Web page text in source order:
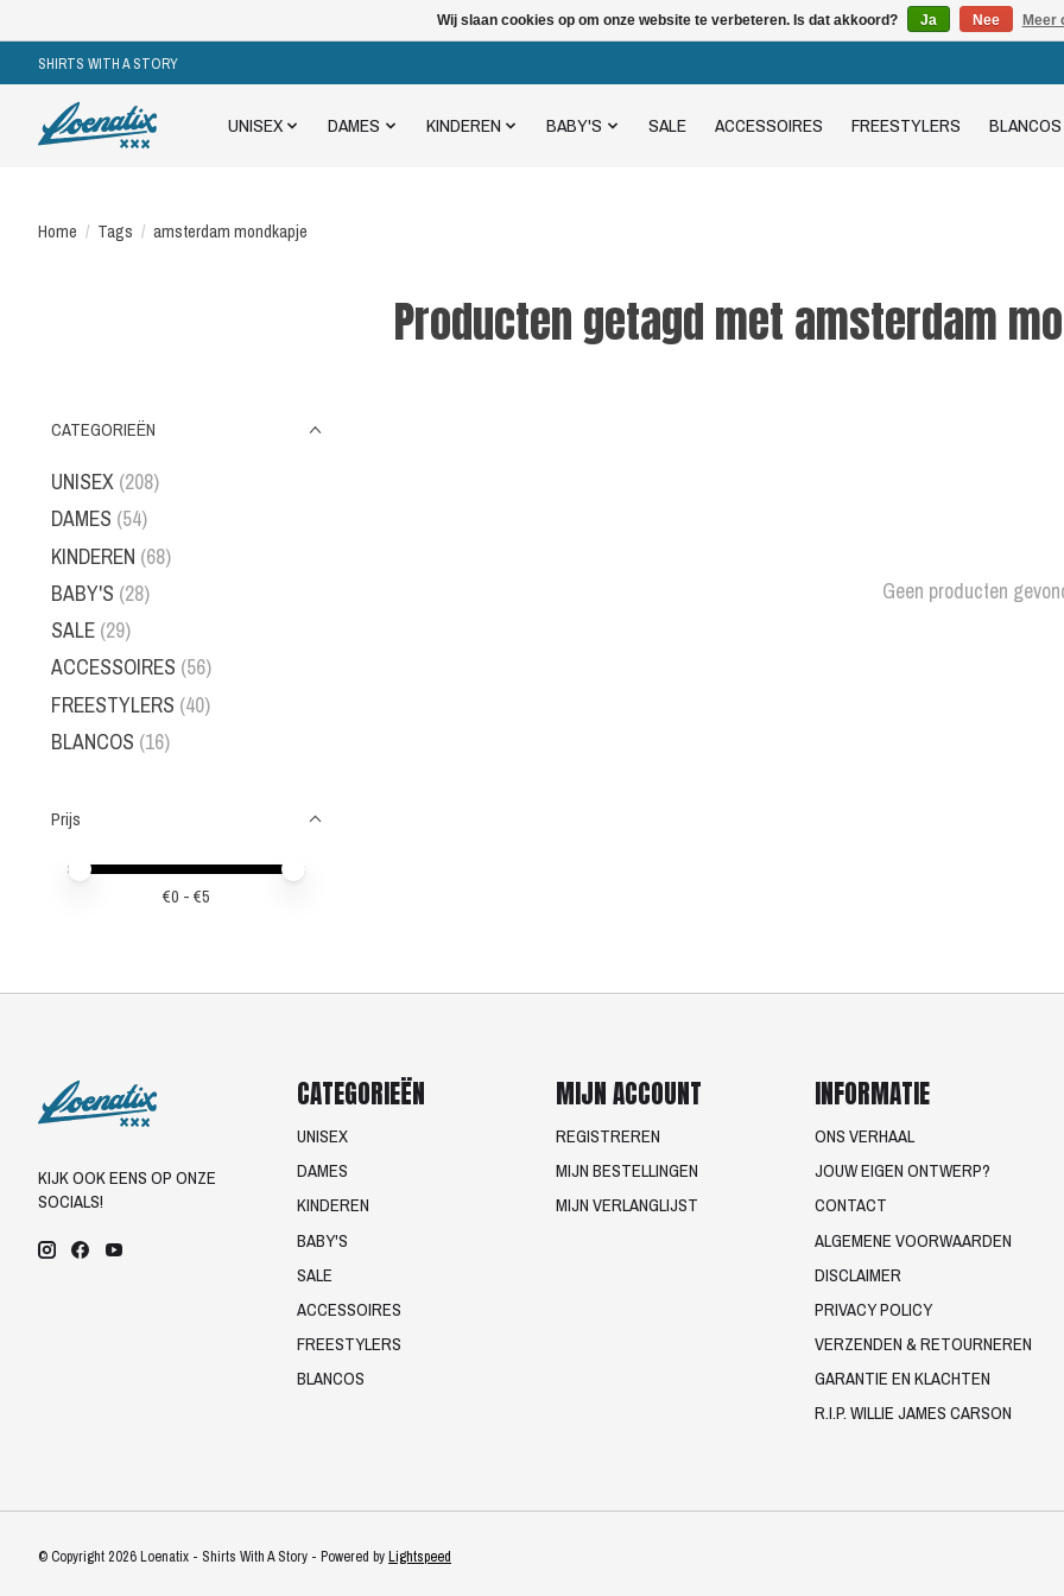
SHIRTS WITH A STORY
UNISEX DAMES KINDEREN BABY'S SALE ACCESSOIRES FREESTYLERS BLANCOS
Home / Tags / amsterdam mondkapje
Producten getagd met amsterdam
CATEGORIEËN
UNISEX (208)
DAMES (54)
KINDEREN (68)
BABY'S (28)
SALE (29)
ACCESSOIRES (56)
FREESTYLERS (40)
BLANCOS (16)
Prijs
Minimale prijswaarde
Price maximum value
€0 - €5
Geen producten
KIJK OOK EENS OP ONZE
SOCIALS!
CATEGORIEËN
UNISEX
DAMES
KINDEREN
BABY'S
SALE
ACCESSOIRES
FREESTYLERS
BLANCOS
MIJN ACCOUNT
REGISTREREN
MIJN BESTELLINGEN
MIJN VERLANGLIJST
INFORMATIE
ONS VERHAAL
JOUW EIGEN ONTWERP?
CONTACT
ALGEMENE VOORWAARDEN
DISCLAIMER
PRIVACY POLICY
VERZENDEN & RETOURNEREN
GARANTIE EN KLACHTEN
R.I.P. WILLIE JAMES CARSON
© Copyright 2026 Loenatix - Shirts With A Story - Powered byLightspeed
Wij slaan cookies op om onze website te verbeteren. Is dat akkoord? Ja Nee Meer